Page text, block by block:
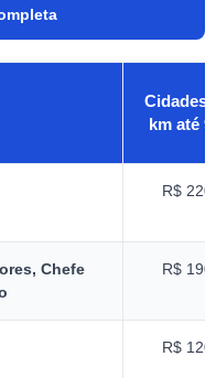
Cidades
km até
R$
Chefe
R$
R$